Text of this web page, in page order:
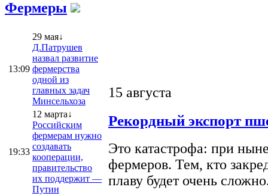
Фермеры
13:09
29 мая↓
Д.Патрушев
назвал развитие
фермерства
одной из
главных задач
Минсельхоза
19:33
12 марта↓
Российским
фермерам нужно
создавать
кооперации,
правительство
их поддержит —
Путин
15 августа
Рекордный экспорт
Это катастрофа: при
фермеров. Тем, кто
плаву будет очень